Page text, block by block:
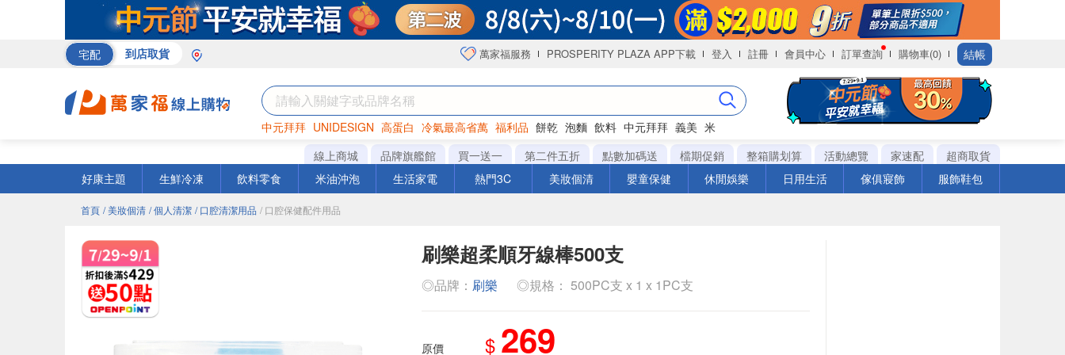
宅配 到店取貨 萬家福服務 PROSPERITY PLAZA APP下載 登入 註冊 會員中心 訂單查詢 購物車(0) 結帳
中元拜拜 UNIDESIGN 高蛋白 冷氣最高省萬 福利品 餅乾 泡麵 飲料 中元拜拜 義美 米
罐頭 咖啡 海苔
線上商城 品牌旗艦館 買一送一 第二件五折 點數加碼送 檔期促銷 整箱購划算 活動總覽 家速配
超商取貨
好康主題
生鮮冷凍 飲料零食 米油沖泡 生活家電 熱門3C 美妝個清 嬰童保健 休閒娛樂 日用生活 傢俱寢飾 服飾鞋包
首頁 / 美妝個清 / 個人清潔 / 口腔清潔用品 / 口腔保健配件用品
刷樂超柔順牙線棒500支
◎品牌： 刷樂 ◎規格： 500PC支 x 1 x 1PC支
原價 $ 269